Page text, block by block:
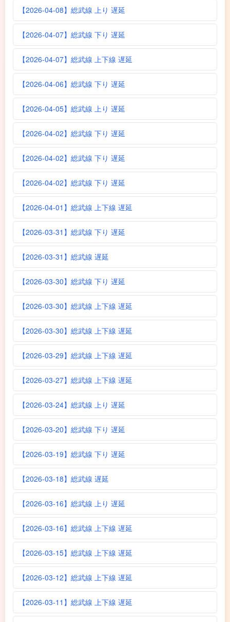
【2026-04-08】総武線 上り 遅延
【2026-04-07】総武線 下り 遅延
【2026-04-07】総武線 上下線 遅延
【2026-04-06】総武線 下り 遅延
【2026-04-05】総武線 上り 遅延
【2026-04-02】総武線 下り 遅延
【2026-04-02】総武線 下り 遅延
【2026-04-02】総武線 下り 遅延
【2026-04-01】総武線 上下線 遅延
【2026-03-31】総武線 下り 遅延
【2026-03-31】総武線 遅延
【2026-03-30】総武線 下り 遅延
【2026-03-30】総武線 上下線 遅延
【2026-03-30】総武線 上下線 遅延
【2026-03-29】総武線 上下線 遅延
【2026-03-27】総武線 上下線 遅延
【2026-03-24】総武線 上り 遅延
【2026-03-20】総武線 下り 遅延
【2026-03-19】総武線 下り 遅延
【2026-03-18】総武線 遅延
【2026-03-16】総武線 上り 遅延
【2026-03-16】総武線 上下線 遅延
【2026-03-15】総武線 上下線 遅延
【2026-03-12】総武線 上下線 遅延
【2026-03-11】総武線 上下線 遅延